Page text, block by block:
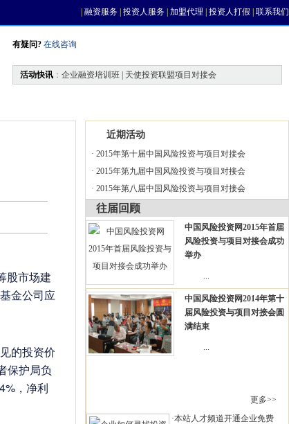
融资服务 投资人服务 加盟代理 投资人打假 联系我们
有疑问? 在线咨询
活动快讯 ： 企业融资培训班 | 天使投资联盟项目对接会
股市场建
金公司应
的投资价
保护局负
，净利
近期活动
· 2015年第十届中国风险投资与项目对接会
· 2015年第九届中国风险投资与项目对接会
· 2015年第八届中国风险投资与项目对接会
往届回顾
中国风险投资网2015年首届
风险投资与项目对接会成功
举办
...
中国风险投资网2014年第十
届风险投资与项目对接会圆
满结束
...
更多>>
·本站人才频道开通企业免费